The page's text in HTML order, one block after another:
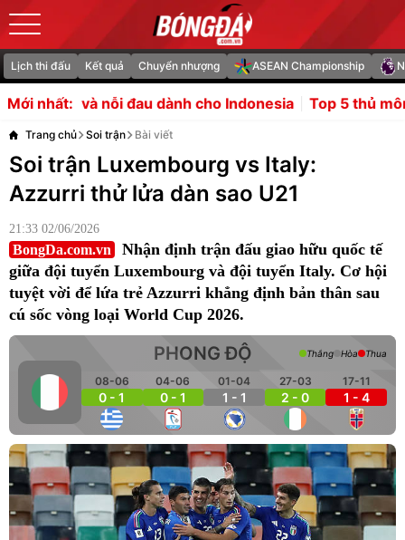
Lịch thi đấu Kết quả Chuyển nhượng ASEAN Championship
Mới nhất:
dành cho Indonesia Top 5 thủ môn đắt giá nhất lịch
Trang chủ Soi trận Bài viết
Soi trận Luxembourg vs Italy:
Azzurri thử lửa dàn sao U21
21:33 02/06/2026
BongDa.com.vn
Nhận định trận đấu giao hữu quốc tế
giữa đội tuyển Luxembourg và đội tuyển Italy. Cơ hội
tuyệt vời để lứa trẻ Azzurri khẳng định bản thân sau
cú sốc vòng loại World Cup 2026.
PHONG ĐỘ
08-06
0 - 1
04-06
0 - 1
01-04
1 - 1
27-03
2 - 0
17-11
1 - 4
Thắng Hòa Thua